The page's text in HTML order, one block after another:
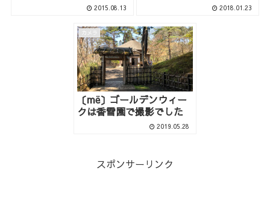
2015.08.13 2018.01.23
カメラ
〔më〕ゴールデンウィー
クは香雪園で撮影でした
2019.05.28
スポンサーリンク